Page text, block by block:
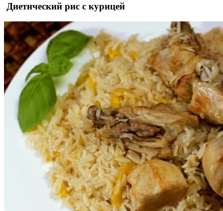
Диетический рис с курицей